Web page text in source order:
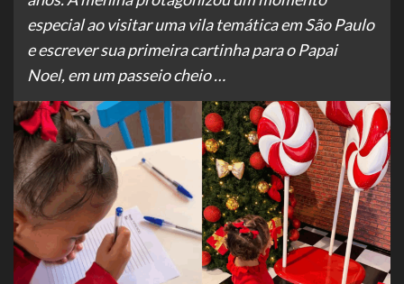
especial ao visitar uma vila temática em São Paulo
e escrever sua primeira cartinha para o Papai
Noel, em um passeio cheio …